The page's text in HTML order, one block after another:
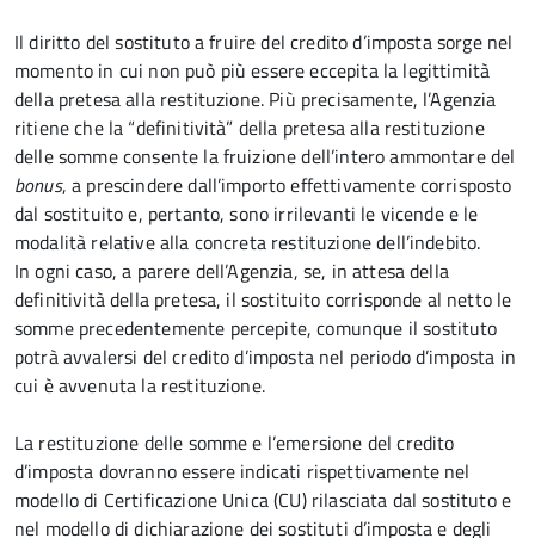
Il diritto del sostituto a fruire del credito d’imposta sorge nel
momento in cui non può più essere eccepita la legittimità
della pretesa alla restituzione. Più precisamente, l’Agenzia
ritiene che la “definitività” della pretesa alla restituzione
delle somme consente la fruizione dell’intero ammontare del
bonus, a prescindere dall’importo effettivamente corrisposto
dal sostituito e, pertanto, sono irrilevanti le vicende e le
modalità relative alla concreta restituzione dell’indebito.
In ogni caso, a parere dell’Agenzia, se, in attesa della
definitività della pretesa, il sostituito corrisponde al netto le
somme precedentemente percepite, comunque il sostituto
potrà avvalersi del credito d’imposta nel periodo d’imposta in
cui è avvenuta la restituzione.
La restituzione delle somme e l’emersione del credito
d’imposta dovranno essere indicati rispettivamente nel
modello di Certificazione Unica (CU) rilasciata dal sostituto e
nel modello di dichiarazione dei sostituti d’imposta e degli